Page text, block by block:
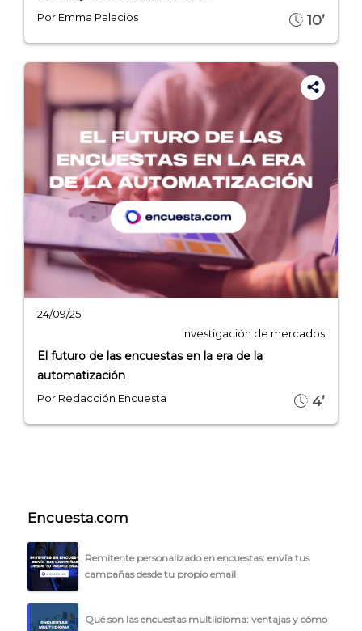
PRECIOS
BLOG
ACCEDER →
Por Emma Palacios 10’
24/09/25
Investigación de mercados
El futuro de las encuestas en la era de la
automatización
Por Redacción Encuesta 4’
Encuesta.com
Remitente personalizado en encuestas: envía tus
campañas desde tu propio email
Qué son las encuestas multiidioma: ventajas y cómo